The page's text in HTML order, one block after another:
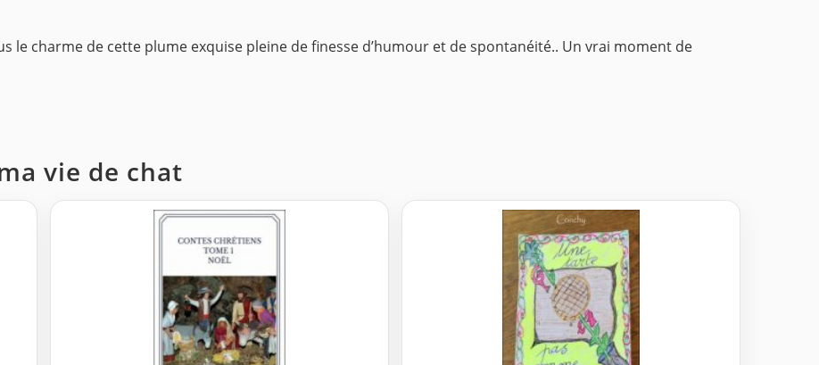
le charme de cette plume exquise pleine de finesse d’humour et de spontanéité.. Un vrai moment de
vie de chat